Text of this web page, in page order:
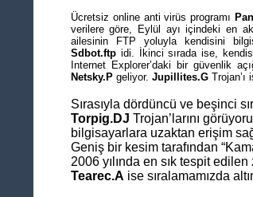
Ücretsiz online anti virüs programı
verilere göre, Eylül ayı içindeki en
ailesinin FTP yoluyla kendisini
Sdbot.ftpidi. İkinci sırada ise,
Internet Explorer’daki bir güvenlik
Netsky.Pgeliyor. Jupillites.GTrojan’ı
Sırasıyla dördüncü ve beşinci
Torpig.DJ Trojan’larını
bilgisayarlara uzaktan erişim
Geniş bir kesim tarafından
2006 yılında en sık tespit
Tearec.A ise sıralamamızda